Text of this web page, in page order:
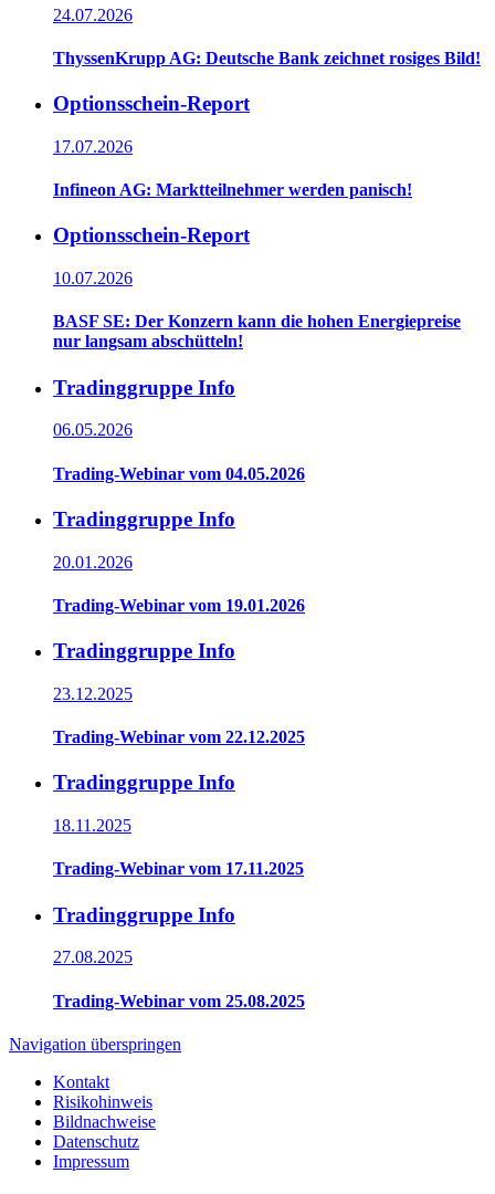
24.07.2026
ThyssenKrupp AG: Deutsche Bank zeichnet rosiges Bild!
Optionsschein-Report
17.07.2026
Infineon AG: Marktteilnehmer werden panisch!
Optionsschein-Report
10.07.2026
BASF SE: Der Konzern kann die hohen Energiepreise
nur langsam abschütteln!
Tradinggruppe Info
06.05.2026
Trading-Webinar vom 04.05.2026
Tradinggruppe Info
20.01.2026
Trading-Webinar vom 19.01.2026
Tradinggruppe Info
23.12.2025
Trading-Webinar vom 22.12.2025
Tradinggruppe Info
18.11.2025
Trading-Webinar vom 17.11.2025
Tradinggruppe Info
27.08.2025
Trading-Webinar vom 25.08.2025
Navigation überspringen
Kontakt
Risikohinweis
Bildnachweise
Datenschutz
Impressum